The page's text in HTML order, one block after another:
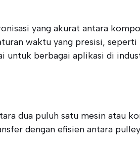
yang akurat antara
waktu yang presisi,
untuk berbagai aplikasi di
dua puluh satu mesin atau
dengan efisien antara